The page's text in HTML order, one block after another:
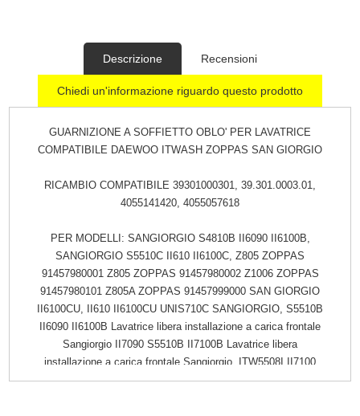
Descrizione Recensioni
Chiedi un'informazione riguardo questo prodotto
GUARNIZIONE A SOFFIETTO OBLO' PER LAVATRICE
COMPATIBILE DAEWOO ITWASH ZOPPAS SAN GIORGIO
RICAMBIO COMPATIBILE 39301000301, 39.301.0003.01,
4055141420, 4055057618
PER MODELLI: SANGIORGIO S4810B II6090 II6100B,
SANGIORGIO S5510C II610 II6100C, Z805 ZOPPAS
91457980001 Z805 ZOPPAS 91457980002 Z1006 ZOPPAS
91457980101 Z805A ZOPPAS 91457999000 SAN GIORGIO
II6100CU, II610 II6100CU UNIS710C SANGIORGIO, S5510B
II6090 II6100B Lavatrice libera installazione a carica frontale
Sangiorgio II7090 S5510B II7100B Lavatrice libera
installazione a carica frontale Sangiorgio, ITW5508I II7100
II710I, Z805 914579800 00 ZOPPAS Z1006 914579801 00